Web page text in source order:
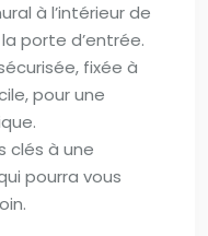
à l’intérieur de
porte d’entrée.
fixée à
pour une
clés à une
pourra vous